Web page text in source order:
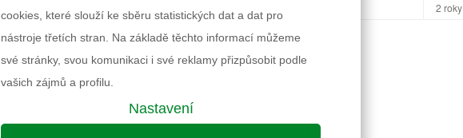
2 roky
Informace k výrobku
cookies, které slouží ke sběru statistických dat a dat pro
nástroje třetích stran. Na základě těchto informací můžeme
své stránky, svou komunikaci i své reklamy přizpůsobit podle
vašich zájmů a profilu.
Nastavení